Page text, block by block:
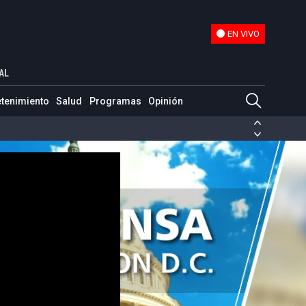
EN VIVO
Salud Programas Opinión
de las FARC
Piechowski